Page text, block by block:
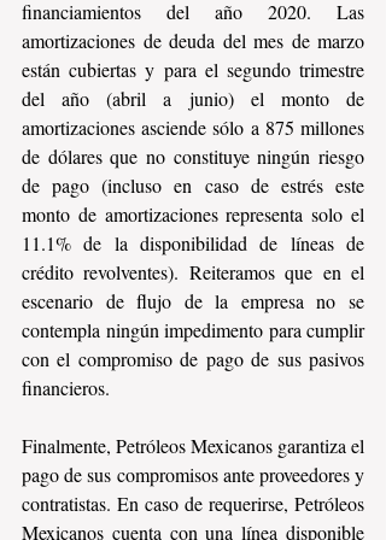
financiamientos del año 2020. Las
amortizaciones de deuda del mes de marzo
están cubiertas y para el segundo trimestre
del año (abril a junio) el monto de
amortizaciones asciende sólo a 875 millones
de dólares que no constituye ningún riesgo
de pago (incluso en caso de estrés este
monto de amortizaciones representa solo el
11.1% de la disponibilidad de líneas de
crédito revolventes). Reiteramos que en el
escenario de flujo de la empresa no se
contempla ningún impedimento para cumplir
con el compromiso de pago de sus pasivos
financieros.
Finalmente, Petróleos Mexicanos garantiza el
pago de sus compromisos ante proveedores y
contratistas. En caso de requerirse, Petróleos
Mexicanos cuenta con una línea disponible